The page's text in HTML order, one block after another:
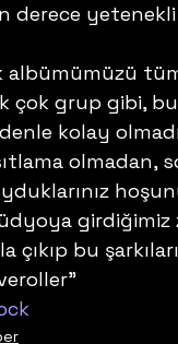
derece
albümümüzü
çok grup gibi,
kolay
olmadan,
girdiğimiz
çıkıp bu